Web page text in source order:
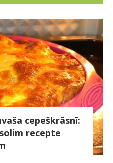
cepeškrāsnī:
recepte